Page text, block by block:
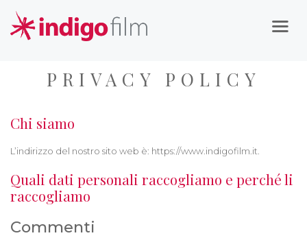
PRIVACY POLICY
Chi siamo
L’indirizzo del nostro sito web è: https://www.indigofilm.it.
Quali dati personali raccogliamo e perché li
raccogliamo
Commenti